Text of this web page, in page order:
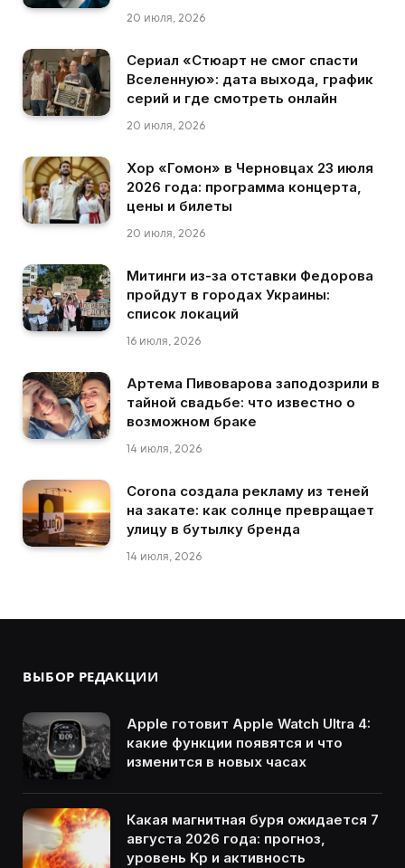
20 июля, 2026
Сериал «Стюарт не смог спасти
Вселенную»: дата выхода, график
серий и где смотреть онлайн
20 июля, 2026
Хор «Гомон» в Черновцах 23 июля
2026 года: программа концерта,
цены и билеты
20 июля, 2026
Митинги из-за отставки Федорова
пройдут в городах Украины:
список локаций
16 июля, 2026
Артема Пивоварова заподозрили в
тайной свадьбе: что известно о
возможном браке
14 июля, 2026
Corona создала рекламу из теней
на закате: как солнце превращает
улицу в бутылку бренда
14 июля, 2026
ВЫБОР РЕДАКЦИИ
Apple готовит Apple Watch Ultra 4:
какие функции появятся и что
изменится в новых часах
Какая магнитная буря ожидается 7
августа 2026 года: прогноз,
уровень Kp и активность